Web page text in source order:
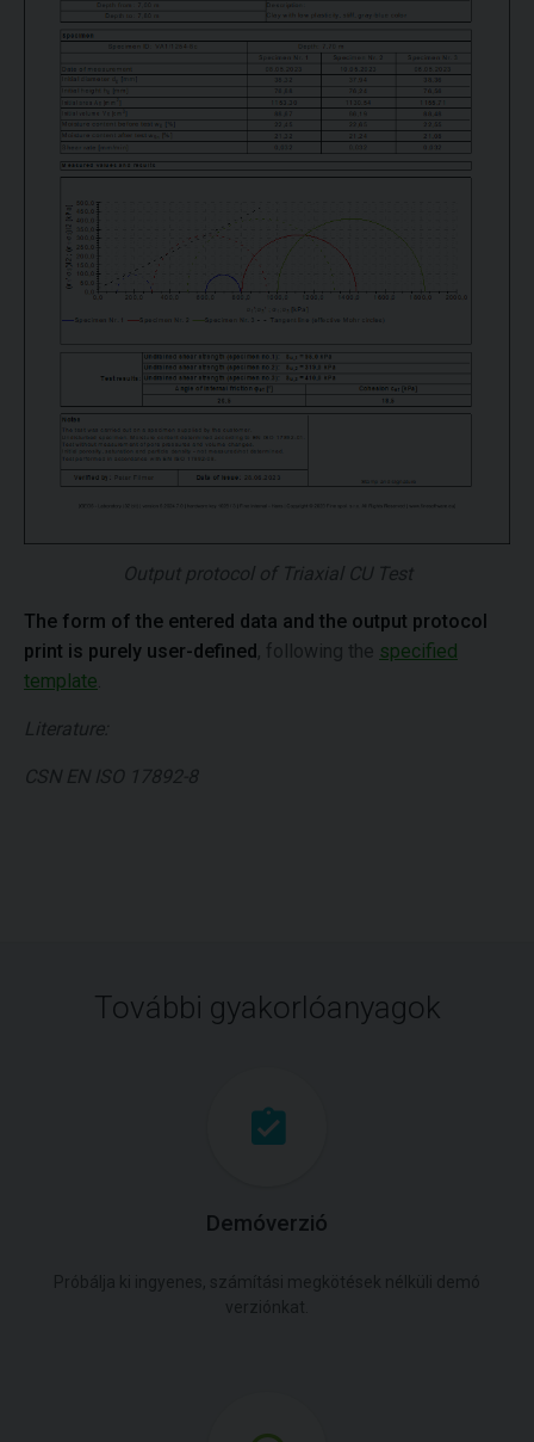
Output protocol of Triaxial CU Test
The form of the entered data and the output protocol
print is purely user-defined , following the specified
template
Literature:
CSN EN ISO 17892-8
További gyakorlóanyagok
Demóverzió